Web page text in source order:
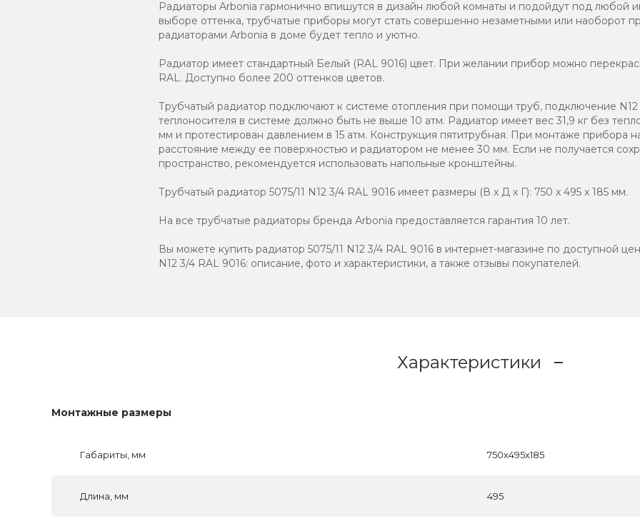
Радиаторы Arbonia гармонично впишутся в дизайн любой комнаты и подойдут под любой
выборе оттенка, трубчатые приборы могут стать совершенно незаметными или наоборот
радиаторами Аrbonia в доме будет тепло и уютно.
Радиатор имеет стандартный Белый (RAL 9016) цвет. При желании прибор можно
RAL. Доступно более 200 оттенков цветов.
Трубчатый радиатор подключают к системе отопления при помощи труб, подключение
теплоносителя в системе должно быть не выше 10 атм. Радиатор имеет вес 31,9 кг без
мм и протестирован давлением в 15 атм. Конструкция пятитрубная. При монтаже прибора
расстояние между ее поверхностью и радиатором не менее 30 мм. Если не получается
пространство, рекомендуется использовать напольные кронштейны.
Трубчатый радиатор 5075/11 N12 3/4 RAL 9016 имеет размеры (В x Д x Г): 750 x 495 x 185 мм.
На все трубчатые радиаторы бренда Аrbonia предоставляется гарантия 10 лет.
Вы можете купить радиатор 5075/11 N12 3/4 RAL 9016 в интернет-магазине по доступной
N12 3/4 RAL 9016: описание, фото и характеристики, а также отзывы покупателей.
Характеристики
Монтажные размеры
Габариты, мм 750x495x185
Длина, мм 495